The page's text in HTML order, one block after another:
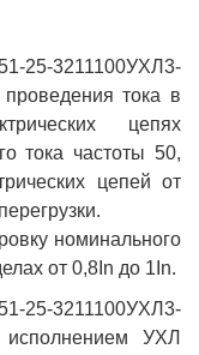
25-3211100УХЛ3-
тока в
цепях
тока частоты 50,
цепей от
номинального
от 0,8In до 1In.
25-3211100УХЛ3-
исполнением УХЛ